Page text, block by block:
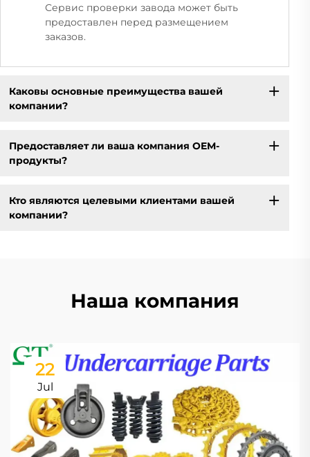
Сервис проверки завода может быть
предоставлен перед размещением
заказов.
Каковы основные преимущества вашей
компании?
Предоставляет ли ваша компания OEM-
продукты?
Кто являются целевыми клиентами вашей
компании?
Наша компания
22
Jul